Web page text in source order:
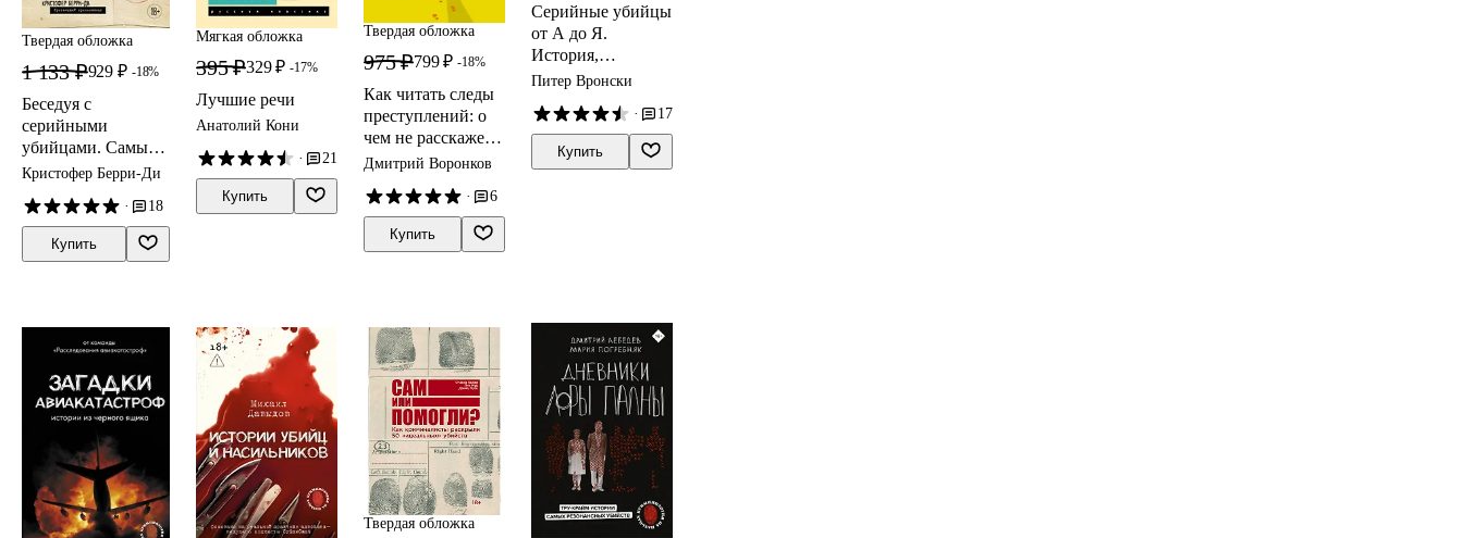
Твердая обложка
1 133 ₽929 ₽ -18%
Беседуя с
серийными
убийцами. Самые
жестокие люди в
свои истории
(подарочное
издание)
Кристофер Берри-Ди
·
18
Купить
Мягкая обложка
395 ₽329 ₽ -17%
Лучшие речи
Анатолий Кони
·
21
Купить
Твердая обложка
975 ₽799 ₽ -18%
Как читать следы
преступлений: о
чем не расскажет
поп-культура
Дмитрий Воронков
·
6
Купить
Серийные убийцы
от А до Я.
История,
психология,
мотивы
Питер Вронски
·
17
Купить
Твердая обложка